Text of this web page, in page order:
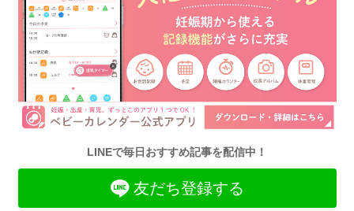
LINEで毎日おすすめ記事を配信中！
友だち登録する